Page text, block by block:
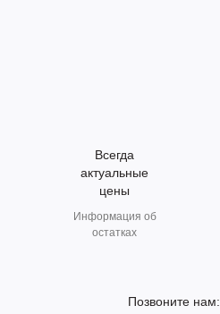
Всегда
актуальные
цены
Информация об
остатках
Позвоните нам: